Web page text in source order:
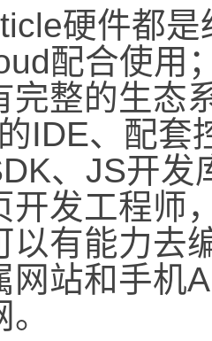
硬件都
配合使用
完整的生态
IDE、配套
、JS开
开发工程师
以有能力去
网站和手机